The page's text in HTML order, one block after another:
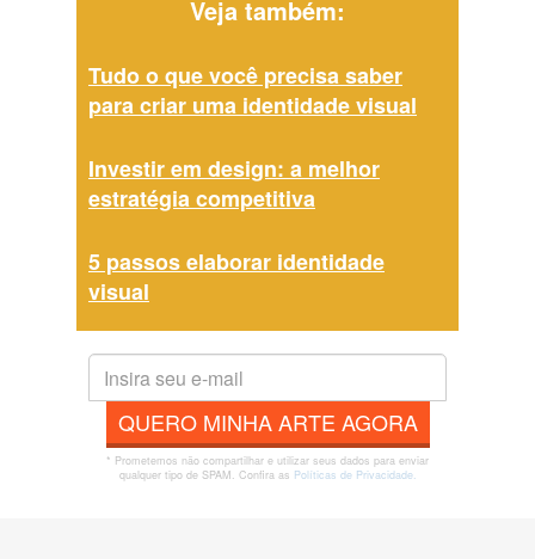
Veja também:
Tudo o que você precisa saber
para criar uma identidade visual
Investir em design: a melhor
estratégia competitiva
5 passos elaborar identidade
visual
QUERO MINHA ARTE AGORA
* Prometemos não compartilhar e utilizar seus dados para enviar
qualquer tipo de SPAM. Confira as Políticas de Privacidade.